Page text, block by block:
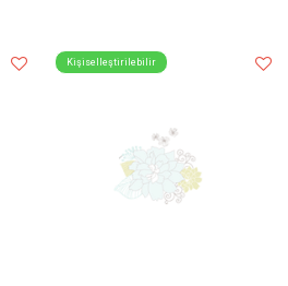
Kişiselleştirilebilir